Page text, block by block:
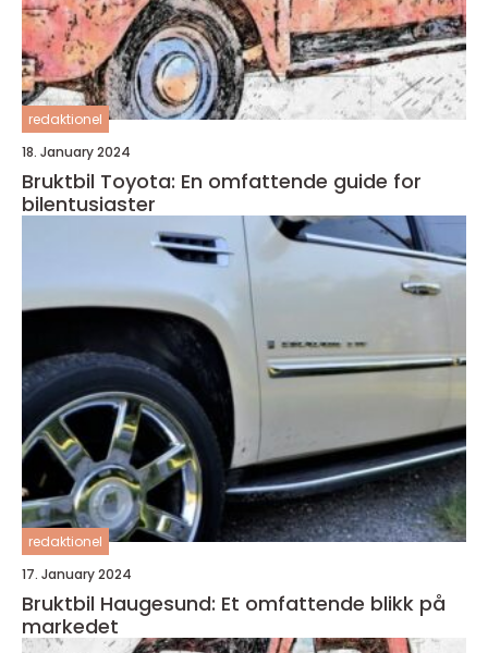
redaktionel
18. January 2024
Bruktbil Toyota: En omfattende guide for
bilentusiaster
redaktionel
17. January 2024
Bruktbil Haugesund: Et omfattende blikk på
markedet